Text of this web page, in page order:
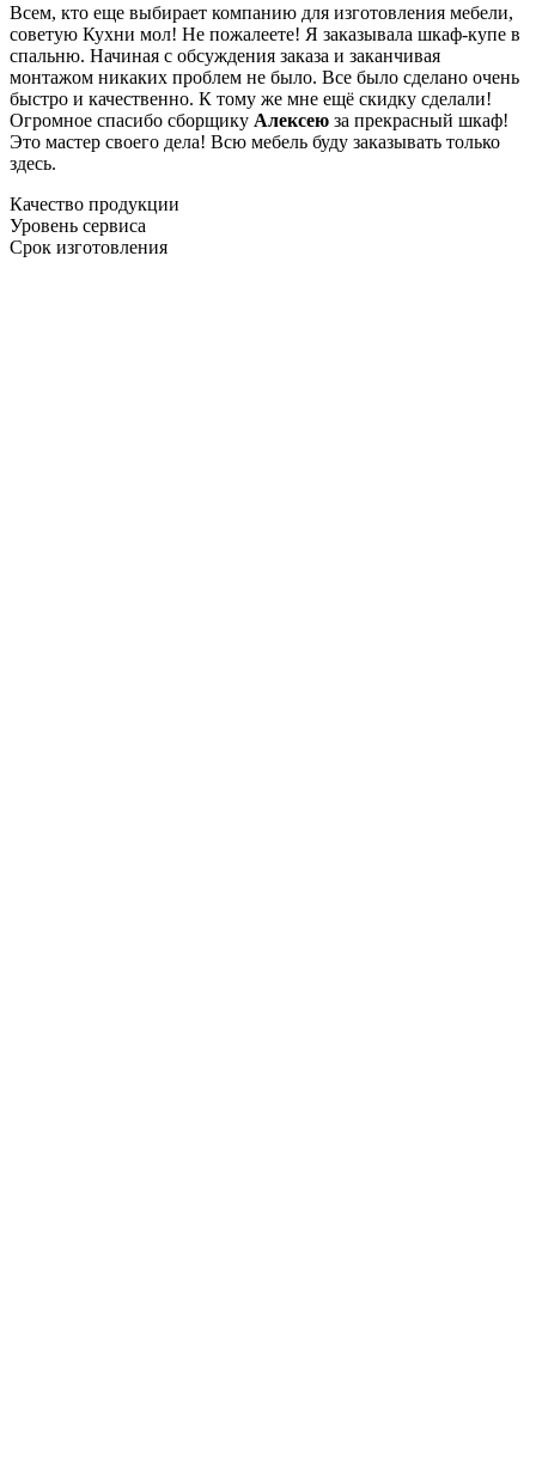
Всем, кто еще выбирает компанию для изготовления мебели,
советую Кухни мол! Не пожалеете! Я заказывала шкаф-купе в
спальню. Начиная с обсуждения заказа и заканчивая
монтажом никаких проблем не было. Все было сделано очень
быстро и качественно. К тому же мне ещё скидку сделали!
Огромное спасибо сборщику Алексею за прекрасный шкаф!
Это мастер своего дела! Всю мебель буду заказывать только
здесь.
Качество продукции
Уровень сервиса
Срок изготовления